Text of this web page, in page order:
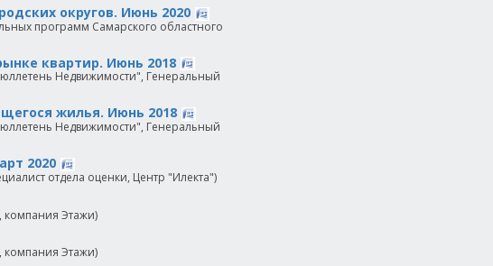
округов. Июнь 2020
программ Самарского областного
квартир. Июнь 2018
Недвижимости", Генеральный
жилья. Июнь 2018
Недвижимости", Генеральный
2020
отдела оценки, Центр "Илекта")
компания Этажи)
компания Этажи)